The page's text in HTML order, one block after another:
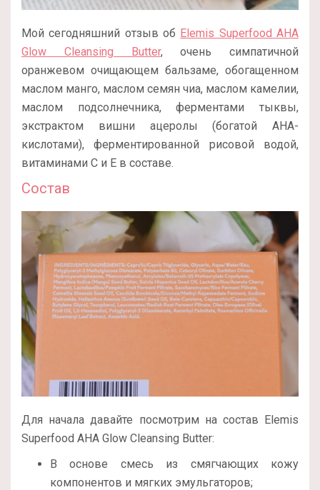
Мой сегодняшний отзыв об Elemis Superfood AHA
Glow Cleansing Butter, очень симпатичной
оранжевом очищающем бальзаме, обогащенном
маслом манго, маслом семян чиа, маслом камелии,
маслом подсолнечника, ферментами тыквы,
экстрактом вишни ацеролы (богатой AHA-
кислотами), ферментированной рисовой водой,
витаминами С и Е в составе.
Состав
Для начала давайте посмотрим на состав Elemis
Superfood AHA Glow Cleansing Butter:
В основе смесь из смягчающих кожу
компонентов и мягких эмульгаторов;